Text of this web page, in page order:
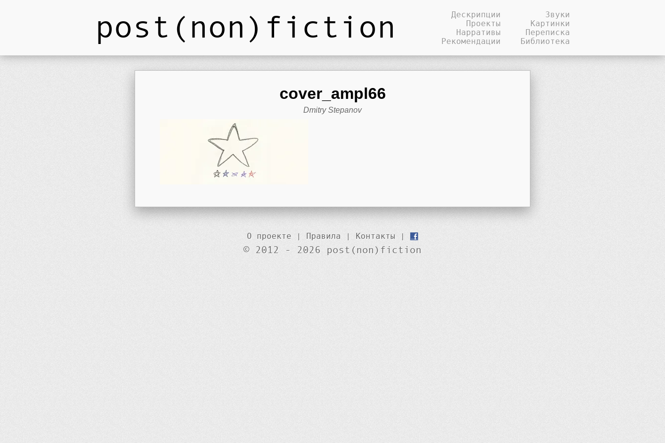
post(non)fiction
Дескрипции
Проекты
Нарративы
Рекомендации
Звуки
Картинки
Переписка
Библиотека
cover_ampl66
Dmitry Stepanov
О проекте | Правила | Контакты |
© 2012 - 2026 post(non)fiction